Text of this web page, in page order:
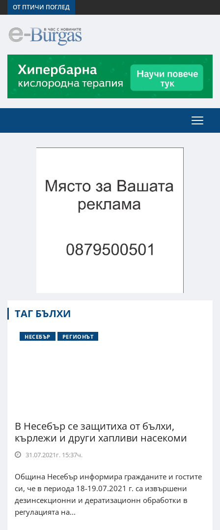
ОТ ПТИЧИ ПОГЛЕД
ТАГ БЪЛХИ
НЕСЕБЪР РЕГИОНЪТ
В Несебър се защитиха от бълхи,
кърлежи и други хапливи насекоми
31.07.2021г. 15:37ч.
Община Несебър информира гражданите и гостите
си, че в периода 18-19.07.2021 г. са извършени
дезинсекционни и дератизационн обработки в
регулацията на...